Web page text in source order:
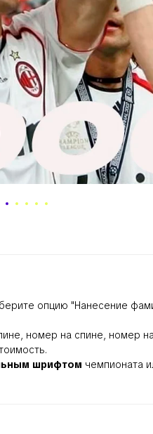
опцию "Нанесение
номер на спине, номер
шрифтом чемпионата